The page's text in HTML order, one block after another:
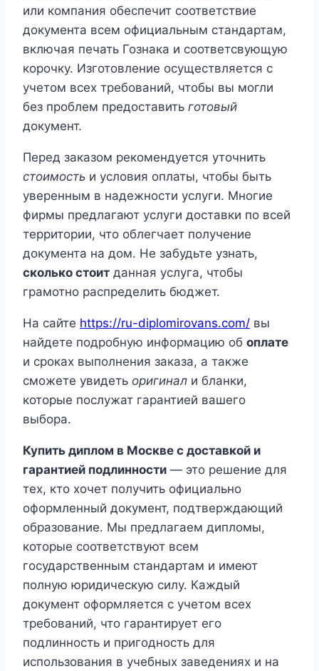
или компания обеспечит соответствие
документа всем официальным стандартам,
включая печать Гознака и соответсвующую
корочку. Изготовление осуществляется с
учетом всех требований, чтобы вы могли
без проблем предоставить готовый
документ.
Перед заказом рекомендуется уточнить
стоимость и условия оплаты, чтобы быть
уверенным в надежности услуги. Многие
фирмы предлагают услуги доставки по всей
территории, что облегчает получение
документа на дом. Не забудьте узнать,
сколько стоит данная услуга, чтобы
грамотно распределить бюджет.
На сайте https://ru-diplomirovans.com/ вы
найдете подробную информацию об оплате
и сроках выполнения заказа, а также
сможете увидеть оригинал и бланки,
которые послужат гарантией вашего
выбора.
Купить диплом в Москве с доставкой и
гарантией подлинности — это решение для
тех, кто хочет получить официально
оформленный документ, подтверждающий
образование. Мы предлагаем дипломы,
которые соответствуют всем
государственным стандартам и имеют
полную юридическую силу. Каждый
документ оформляется с учетом всех
требований, что гарантирует его
подлинность и пригодность для
использования в учебных заведениях и на